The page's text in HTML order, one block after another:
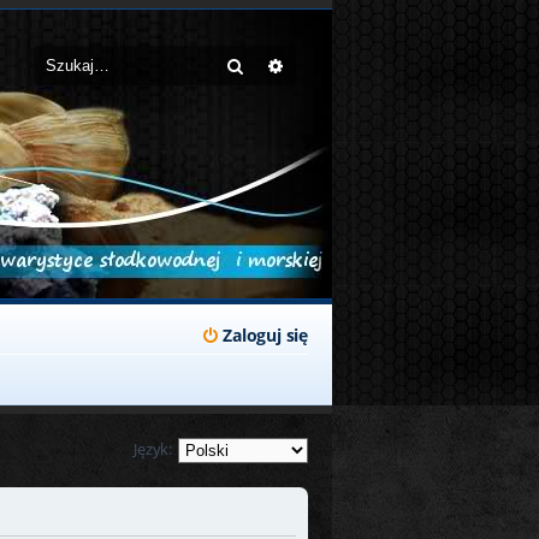
Szukaj
Zaloguj się
Język: